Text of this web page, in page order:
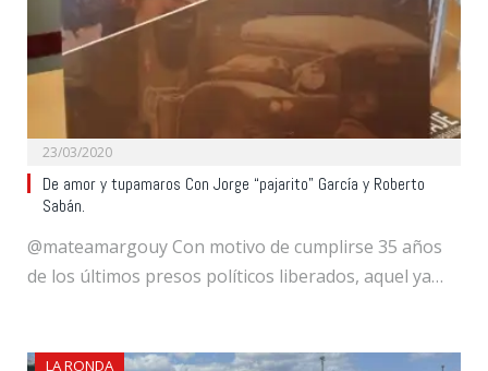
23/03/2020
De amor y tupamaros Con Jorge “pajarito” García y Roberto
Sabán.
@mateamargouy Con motivo de cumplirse 35 años
de los últimos presos políticos liberados, aquel ya…
LA RONDA